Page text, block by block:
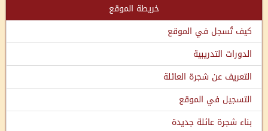
خريطة الموقع
كيف تُسجل في الموقع
الدورات التدريبية
التعريف عن شجرة العائلة
التسجيل في الموقع
بناء شجرة عائلة جديدة